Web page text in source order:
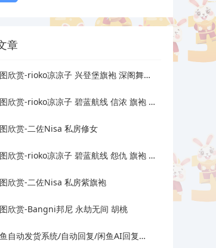
章
欣赏-rioko凉凉子 兴登堡旗袍 深阁舞戏
欣赏-rioko凉凉子 碧蓝航线 信浓 旗袍 相融一梦
欣赏-二佐Nisa 私房修女
欣赏-rioko凉凉子 碧蓝航线 怨仇 旗袍 杯盏盈芳华
欣赏-二佐Nisa 私房紫旗袍
欣赏-Bangni邦尼 永劫无间 胡桃
自动发货系统/自动回复/闲鱼AI回复系统源码